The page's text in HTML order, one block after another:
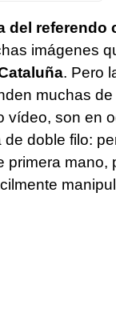
del referendo
imágenes
. Pero
muchas de
vídeo, son en
de doble filo:
primera mano,